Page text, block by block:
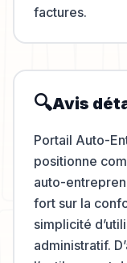
factures.
🔍Avis
Portail Auto-
positionne
auto-
fort sur la
simplicité
administratif.